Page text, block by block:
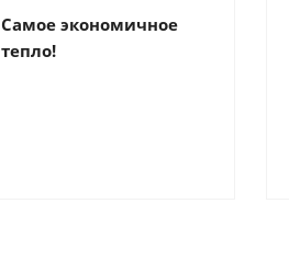
Самое экономичное
тепло!